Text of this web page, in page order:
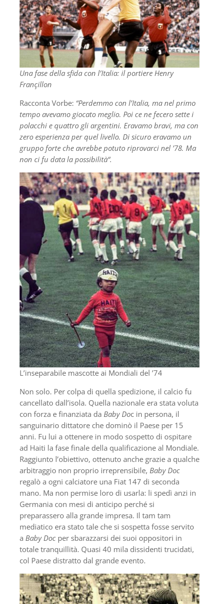
Una fase della sfida con l’Italia: il portiere Henry
Françillon
Racconta Vorbe: “Perdemmo con l’Italia, ma nel primo
tempo avevamo giocato meglio. Poi ce ne fecero sette i
polacchi e quattro gli argentini. Eravamo bravi, ma con
zero esperienza per quel livello. Di sicuro eravamo un
gruppo forte che avrebbe potuto riprovarci nel ’78. Ma
non ci fu data la possibilità“.
L’inseparabile mascotte ai Mondiali del ’74
Non solo. Per colpa di quella spedizione, il calcio fu
cancellato dall’isola. Quella nazionale era stata voluta
con forza e finanziata da Baby Doc in persona, il
sanguinario dittatore che dominò il Paese per 15
anni. Fu lui a ottenere in modo sospetto di ospitare
ad Haiti la fase finale della qualificazione al Mondiale.
Raggiunto l’obiettivo, ottenuto anche grazie a qualche
arbitraggio non proprio irreprensibile, Baby Doc
regalò a ogni calciatore una Fiat 147 di seconda
mano. Ma non permise loro di usarla: li spedì anzi in
Germania con mesi di anticipo perché si
preparassero alla grande impresa. Il tam tam
mediatico era stato tale che si sospetta fosse servito
a Baby Doc per sbarazzarsi dei suoi oppositori in
totale tranquillità. Quasi 40 mila dissidenti trucidati,
col Paese distratto dal grande evento.